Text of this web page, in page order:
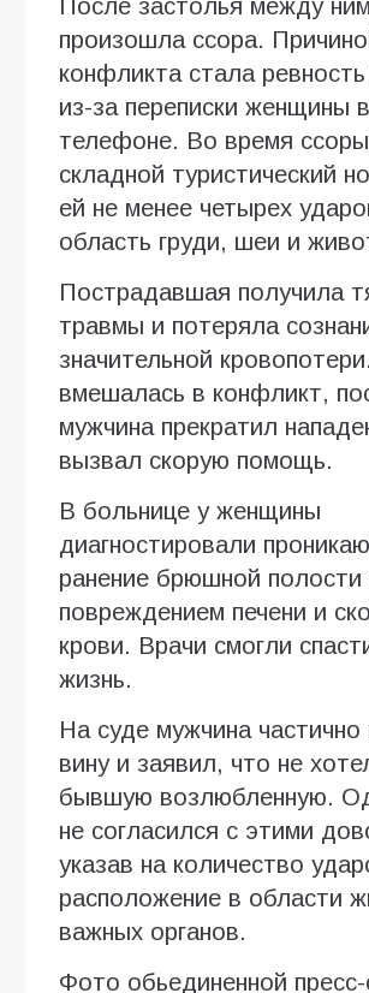
После застолья между
произошла ссора.
конфликта стала
из-за переписки женщины в
телефоне. Во время
складной туристический
ей не менее четырех
область груди, шеи и
Пострадавшая получила
травмы и потеряла
значительной
вмешалась в конфликт,
мужчина прекратил
вызвал скорую помощь.
В больнице у женщины
диагностировали
ранение брюшной полости
повреждением печени и
крови. Врачи смогли
жизнь.
На суде мужчина частично
вину и заявил, что не
бывшую возлюбленную.
не согласился с этими
указав на количество
расположение в области
важных органов.
Фото обьединенной